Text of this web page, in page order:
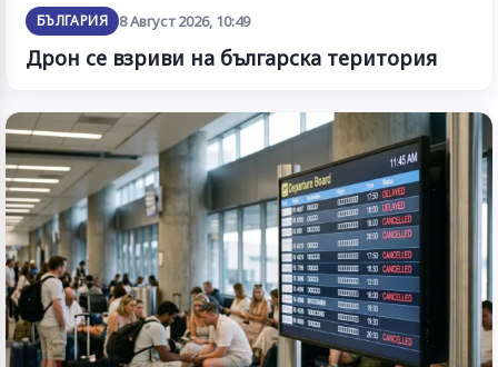
БЪЛГАРИЯ 8 Август 2026, 10:49
Дрон се взриви на българска територия